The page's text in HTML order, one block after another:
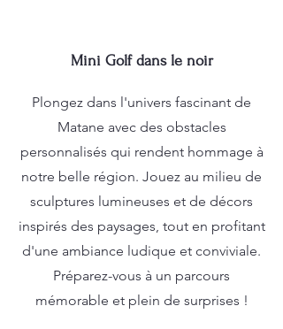
Mini Golf dans le noir
Plongez dans l'univers fascinant de
Matane avec des obstacles
personnalisés qui rendent hommage à
notre belle région. Jouez au milieu de
sculptures lumineuses et de décors
inspirés des paysages, tout en profitant
d'une ambiance ludique et conviviale.
Préparez-vous à un parcours
mémorable et plein de surprises !